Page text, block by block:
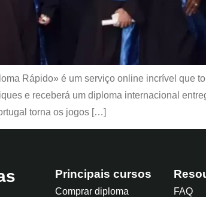
Rápido» é um serviço online incrível que
e receberá um diploma internacional
torna os jogos […]
Principais cursos
Comprar diploma
FAQ